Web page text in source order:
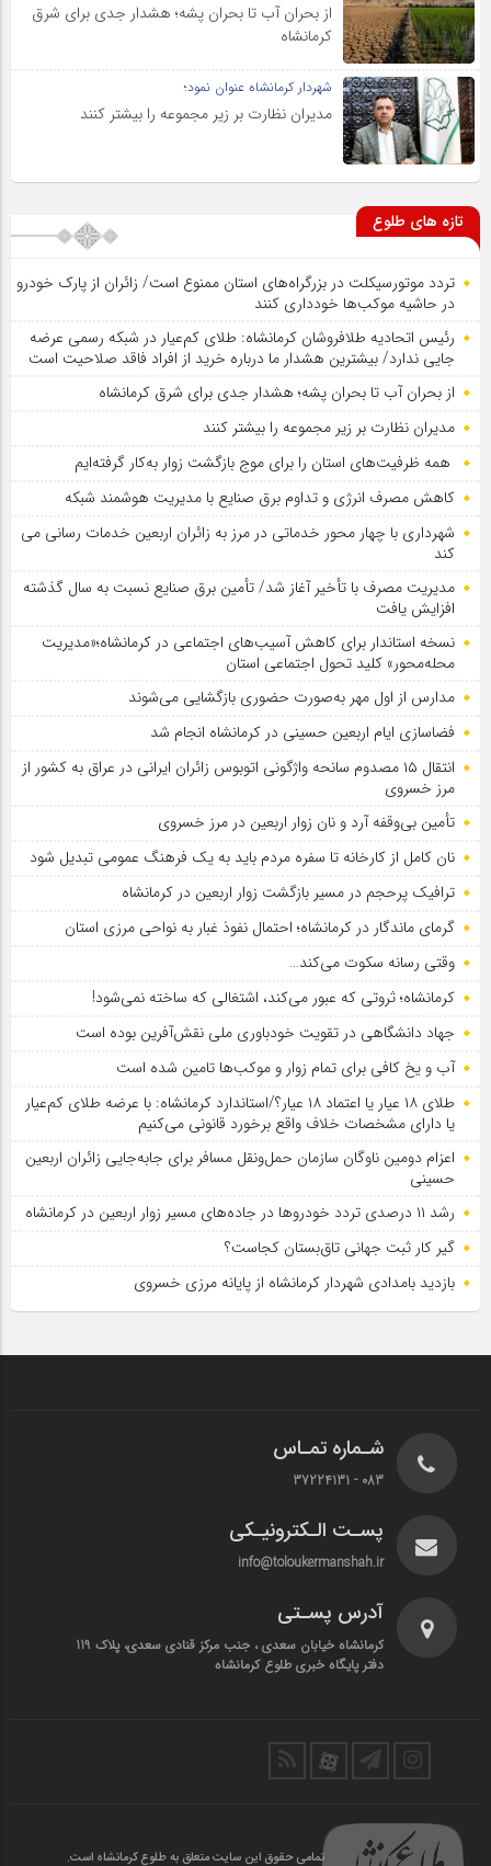
از بحران آب تا بحران پشه؛ هشدار جدی برای شرق
کرمانشاه
شهردار کرمانشاه عنوان نمود؛
مدیران نظارت بر زیر مجموعه را بیشتر کنند
تازه های طلوع
تردد موتورسیکلت در بزرگراه‌های استان ممنوع است/ زائران از پارک خودرو
در حاشیه موکب‌ها خودداری کنند
رئیس اتحادیه طلافروشان کرمانشاه: طلای کم‌عیار در شبکه رسمی عرضه
جایی ندارد/ بیشترین هشدار ما درباره خرید از افراد فاقد صلاحیت است
از بحران آب تا بحران پشه؛ هشدار جدی برای شرق کرمانشاه
مدیران نظارت بر زیر مجموعه را بیشتر کنند
همه ظرفیت‌های استان را برای موج بازگشت زوار به‌کار گرفته‌ایم
کاهش مصرف انرژی و تداوم برق صنایع با مدیریت هوشمند شبکه
شهرداری با چهار محور خدماتی در مرز به زائران اربعین خدمات رسانی می
کند
مدیریت مصرف با تأخیر آغاز شد/ تأمین برق صنایع نسبت به سال گذشته
افزایش یافت
نسخه استاندار برای کاهش آسیب‌های اجتماعی در کرمانشاه؛«مدیریت
محله‌محور» کلید تحول اجتماعی استان
مدارس از اول مهر به‌صورت حضوری بازگشایی می‌شوند
فضاسازی ایام اربعین حسینی در کرمانشاه انجام شد
انتقال ۱۵ مصدوم سانحه واژگونی اتوبوس زائران ایرانی در عراق به کشور از
مرز خسروی
تأمین بی‌وقفه آرد و نان زوار اربعین در مرز خسروی
نان کامل از کارخانه تا سفره مردم باید به یک فرهنگ عمومی تبدیل شود
ترافیک پرحجم در مسیر بازگشت زوار اربعین در کرمانشاه
گرمای ماندگار در کرمانشاه؛ احتمال نفوذ غبار به نواحی مرزی استان
وقتی رسانه سکوت می‌کند…
کرمانشاه؛ ثروتی که عبور می‌کند، اشتغالی که ساخته نمی‌شود!
جهاد دانشگاهی در تقویت خودباوری ملی نقش‌آفرین بوده است
آب و یخ کافی برای تمام زوار و موکب‌ها تامین شده است
طلای ۱۸ عیار یا اعتماد ۱۸ عیار؟/استاندارد کرمانشاه: با عرضه طلای کم‌عیار
یا دارای مشخصات خلاف واقع برخورد قانونی می‌کنیم
اعزام دومین ناوگان سازمان حمل‌ونقل مسافر برای جابه‌جایی زائران اربعین
حسینی
رشد ۱۱ درصدی تردد خودروها در جاده‌های مسیر زوار اربعین در کرمانشاه
گیر کار ثبت جهانی تاق‌بستان کجاست؟
بازدید بامدادی شهردار کرمانشاه از پایانه مرزی خسروی
شـماره تمـاس
083 - 37224131
پسـت الـکترونیـکی
info@toloukermanshah.ir
آدرس پسـتی
کرمانشاه خیابان سعدی ، جنب مرکز قنادی سعدی، پلاک 119
دفتر پایگاه خبری طلوع کرمانشاه
تمامی حقوق این سایت متعلق به طلوع کرمانشاه است.